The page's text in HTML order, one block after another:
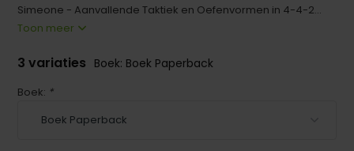
Simeone - Aanvallende Taktiek en Oefenvormen in 4-4-2...
Toon meer
3 variaties Boek: Boek Paperback
Boek: *